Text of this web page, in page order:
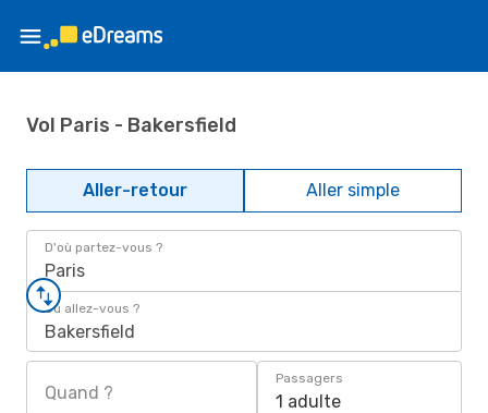
Vol Paris - Bakersfield
Aller-retour Aller simple
D'où partez-vous ?
Paris
Où allez-vous ?
Bakersfield
Quand ?
Passagers
1 adulte